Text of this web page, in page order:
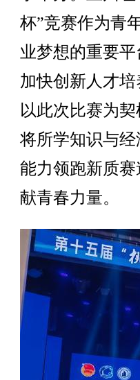
杯”竞赛作为青
业梦想的重要
加快创新人才
以此次比赛为
将所学知识与
能力领跑新质
献青春力量。